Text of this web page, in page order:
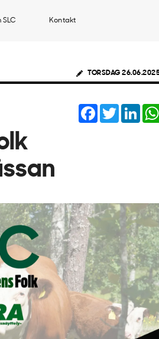
SLC Kontakt
TORSDAG
Facebook
Twitter